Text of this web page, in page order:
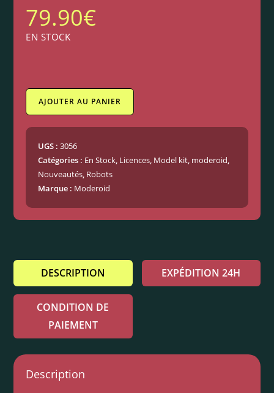
79.90€
EN STOCK
AJOUTER AU PANIER
UGS :3056
Catégories : En Stock Licences Model kit moderoid
Nouveautés Robots
Marque : Moderoid
DESCRIPTION EXPÉDITION 24H
CONDITION DE
PAIEMENT
Description